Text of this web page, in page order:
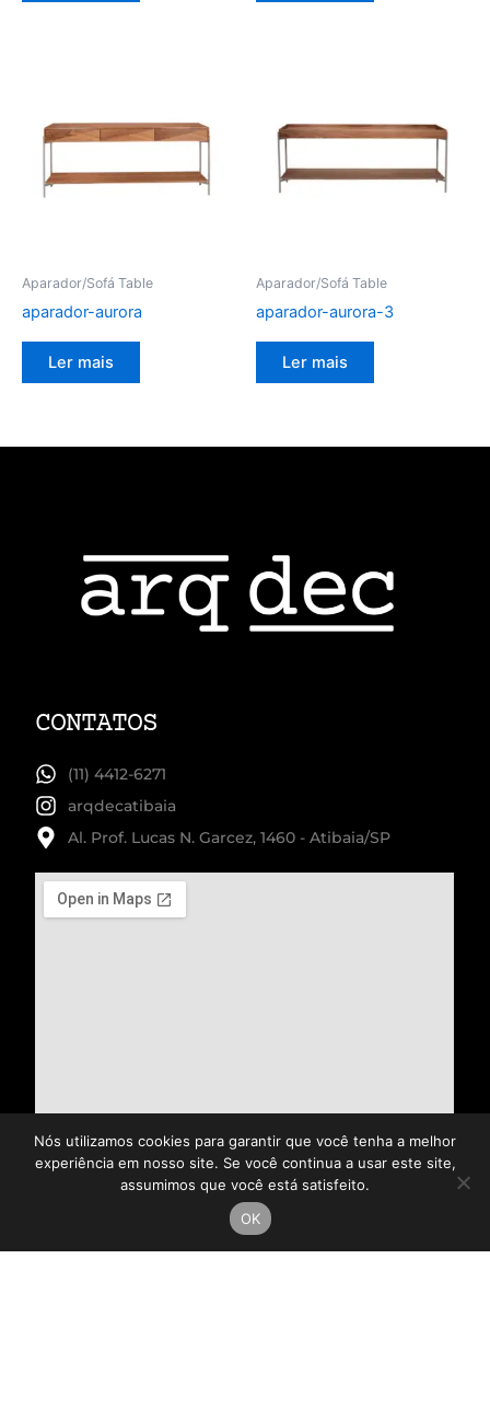
Aparador/Sofá Table
aparador-aurora
Ler mais
Aparador/Sofá Table
aparador-aurora-3
Ler mais
CONTATOS
(11) 4412-6271
arqdecatibaia
Al. Prof. Lucas N. Garcez, 1460 - Atibaia/SP
Nós utilizamos cookies para garantir que você tenha a melhor
experiência em nosso site. Se você continua a usar este site,
assumimos que você está satisfeito.
OK